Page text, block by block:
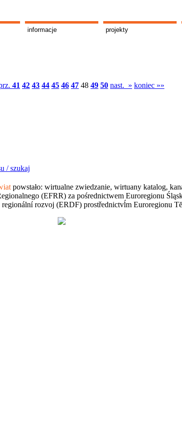
informacje projekty
41 42 43 44 45 46 47 48 49 50 nast. » koniec »»
/szukaj
powstało: wirtualne zwiedzanie, wirtuany katalog,
(EFRR) za pośrednictwem Euroregionu
rozvoj (ERDF) prostřednictvĺm Euroregionu